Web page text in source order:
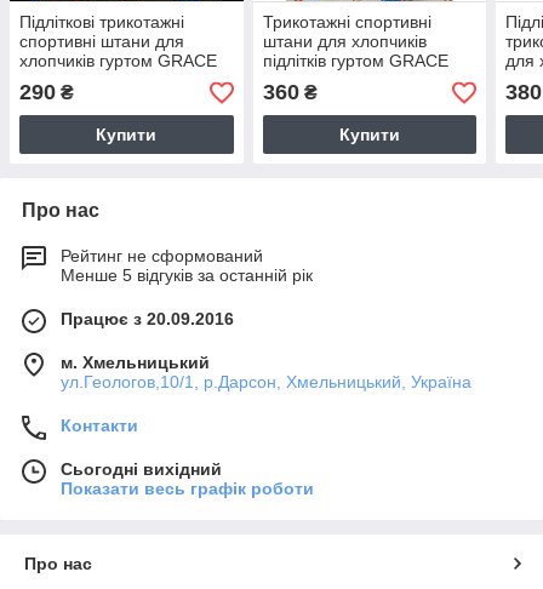
Підліткові трикотажні
спортивні штани для
хлопчиків гуртом GRACE
134-164см
290 ₴
Купити
Трикотажні спортивні
штани для хлопчиків
підлітків гуртом GRACE
360₴
Купити
для
380
Про нас
Рейтинг не сформований
Менше 5 відгуків за останній рік
Працює з 20.09.2016
м. Хмельницький
ул.Геологов,10/1, р.Дарсон, Хмельницький, Україна
Контакти
Сьогодні вихідний
Показати весь графік роботи
Про нас